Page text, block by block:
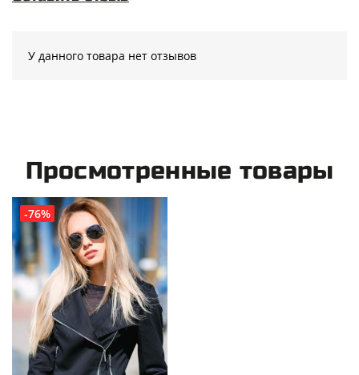
У данного товара нет отзывов
Просмотренные товары
-76%